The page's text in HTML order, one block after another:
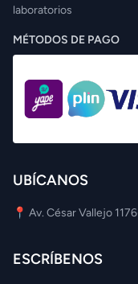
laboratorios
MÉTODOS DE PAGO
UBÍCANOS
📍 Av. César Vallejo
ESCRÍBENOS